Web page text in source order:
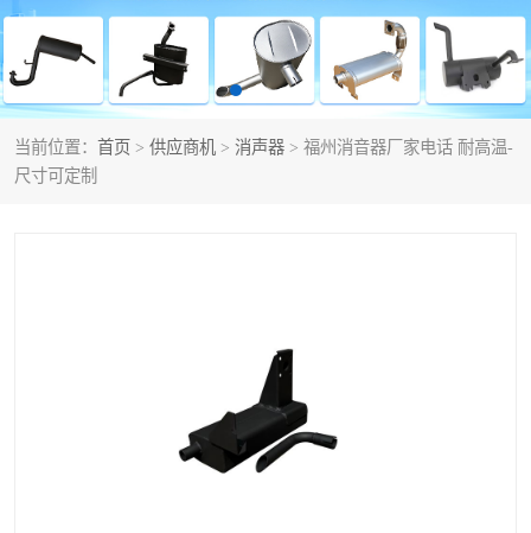
当前位置： 首页 > 供应商机 > 消声器 > 福州消音器厂家电话 耐高温-
尺寸可定制